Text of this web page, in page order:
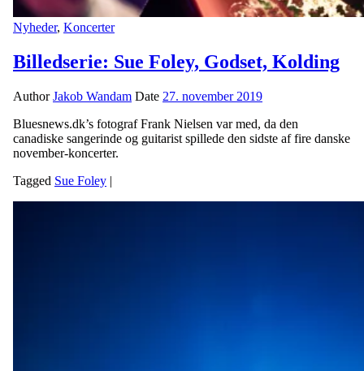
Nyheder, Koncerter
Billedserie: Sue Foley, Godset, Kolding
AuthorJakob Wandam Date 27. november 2019
Bluesnews.dk’s fotograf Frank Nielsen var med, da den
canadiske sangerinde og guitarist spillede den sidste af fire danske
november-koncerter.
Tagged Sue Foley |